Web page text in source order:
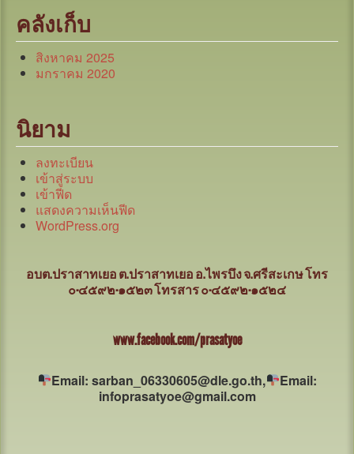
แบบประเมินความพึงพอใจ
กระดานถาม-ตอบ
ITA
คลังเก็บ
สิงหาคม 2025
มกราคม 2020
นิยาม
ลงทะเบียน
เข้าสู่ระบบ
เข้าฟีด
แสดงความเห็นฟีด
WordPress.org
อบต.ปราสาทเยอ ต.ปราสาทเยอ อ.ไพรบึง จ.ศรีสะเกษโทร
๐-๔๕๙๒-๑๕๒๓ โทรสาร ๐-๔๕๙๒-๑๕๒๔
www.facebook.com/prasatyoe
Email: sarban_06330605@dle.go.th,
Email:
infoprasatyoe@gmail.com